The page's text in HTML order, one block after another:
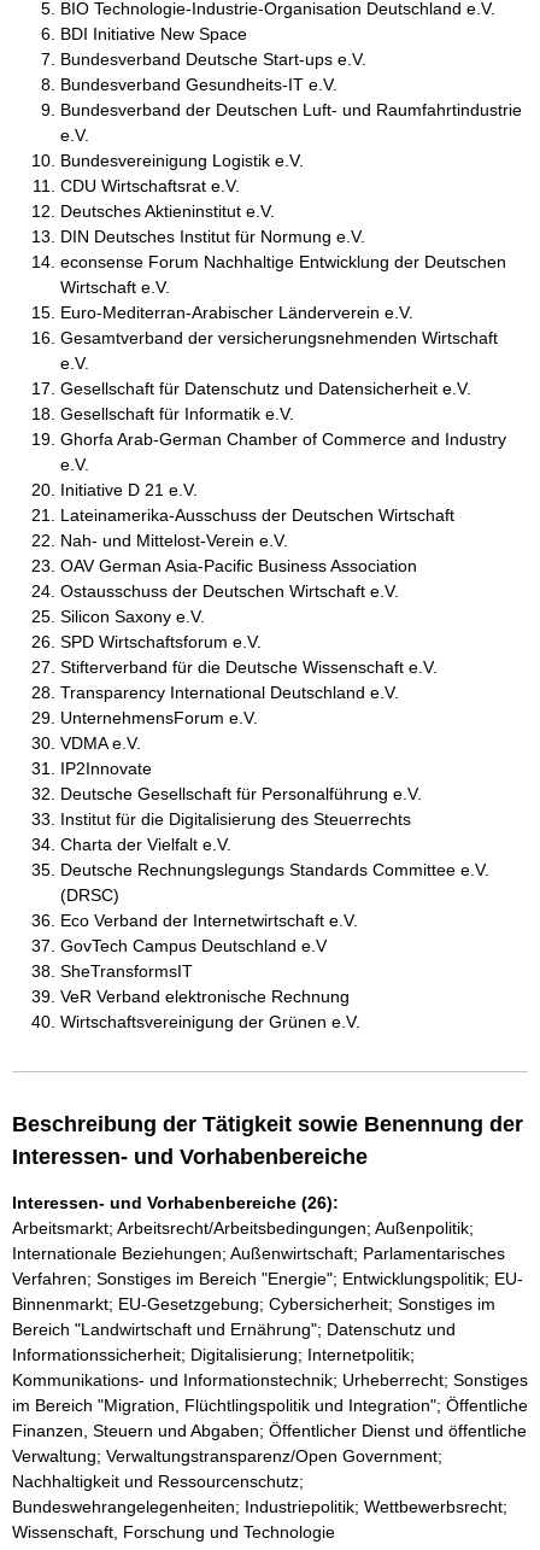
BIO Technologie-Industrie-Organisation Deutschland e.V.
BDI Initiative New Space
Bundesverband Deutsche Start-ups e.V.
Bundesverband Gesundheits-IT e.V.
Bundesverband der Deutschen Luft- und Raumfahrtindustrie
e.V.
Bundesvereinigung Logistik e.V.
CDU Wirtschaftsrat e.V.
Deutsches Aktieninstitut e.V.
DIN Deutsches Institut für Normung e.V.
econsense Forum Nachhaltige Entwicklung der Deutschen
Wirtschaft e.V.
Euro-Mediterran-Arabischer Länderverein e.V.
Gesamtverband der versicherungsnehmenden Wirtschaft
e.V.
Gesellschaft für Datenschutz und Datensicherheit e.V.
Gesellschaft für Informatik e.V.
Ghorfa Arab-German Chamber of Commerce and Industry
e.V.
Initiative D 21 e.V.
Lateinamerika-Ausschuss der Deutschen Wirtschaft
Nah- und Mittelost-Verein e.V.
OAV German Asia-Pacific Business Association
Ostausschuss der Deutschen Wirtschaft e.V.
Silicon Saxony e.V.
SPD Wirtschaftsforum e.V.
Stifterverband für die Deutsche Wissenschaft e.V.
Transparency International Deutschland e.V.
UnternehmensForum e.V.
VDMA e.V.
IP2Innovate
Deutsche Gesellschaft für Personalführung e.V.
Institut für die Digitalisierung des Steuerrechts
Charta der Vielfalt e.V.
Deutsche Rechnungslegungs Standards Committee e.V.
(DRSC)
Eco Verband der Internetwirtschaft e.V.
GovTech Campus Deutschland e.V
SheTransformsIT
VeR Verband elektronische Rechnung
Wirtschaftsvereinigung der Grünen e.V.
Beschreibung der Tätigkeit sowie Benennung der
Interessen- und Vorhabenbereiche
Interessen- und Vorhabenbereiche (26):
Arbeitsmarkt; Arbeitsrecht/Arbeitsbedingungen; Außenpolitik;
Internationale Beziehungen; Außenwirtschaft; Parlamentarisches
Verfahren; Sonstiges im Bereich "Energie"; Entwicklungspolitik; EU-
Binnenmarkt; EU-Gesetzgebung; Cybersicherheit; Sonstiges im
Bereich "Landwirtschaft und Ernährung"; Datenschutz und
Informationssicherheit; Digitalisierung; Internetpolitik;
Kommunikations- und Informationstechnik; Urheberrecht; Sonstiges
im Bereich "Migration, Flüchtlingspolitik und Integration"; Öffentliche
Finanzen, Steuern und Abgaben; Öffentlicher Dienst und öffentliche
Verwaltung; Verwaltungstransparenz/Open Government;
Nachhaltigkeit und Ressourcenschutz;
Bundeswehrangelegenheiten; Industriepolitik; Wettbewerbsrecht;
Wissenschaft, Forschung und Technologie